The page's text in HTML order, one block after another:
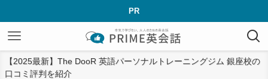
PR
【2025最新】The DooR 英語パーソナルトレーニングジム 銀座校の
口コミ評判を紹介